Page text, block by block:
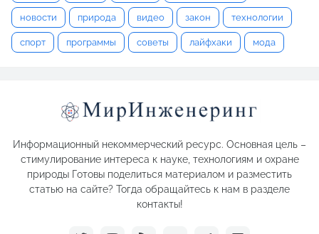
новости природа видео закон технологии
спорт программы советы лайфхаки мода
Информационный некоммерческий ресурс. Основная цель –
стимулирование интереса к науке, технологиям и охране
природы Готовы поделиться материалом и разместить
статью на сайте? Тогда обращайтесь к нам в разделе
контакты!